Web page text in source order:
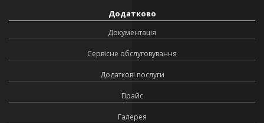
Додатково
Документація
Сервісне обслуговування
Додаткові послуги
Прайс
Галерея